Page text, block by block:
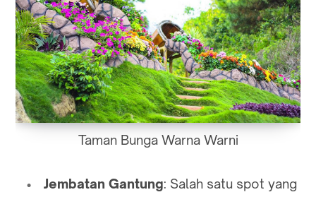
Taman Bunga Warna Warni
Jembatan Gantung: Salah satu spot yang